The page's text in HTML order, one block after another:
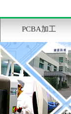
PCBA加工